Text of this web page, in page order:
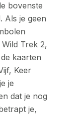
bovenste
Als je geen
Trek 2,
kaarten
Keer
je
dat je nog
je,